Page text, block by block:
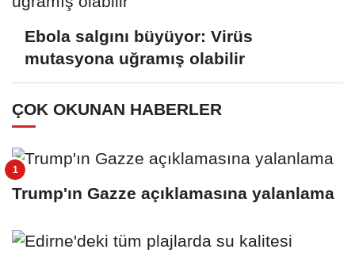
Ebola salgını büyüyor: Virüs
mutasyona uğramış olabilir
ÇOK OKUNAN HABERLER
Trump'ın Gazze açıklamasına yalanlama